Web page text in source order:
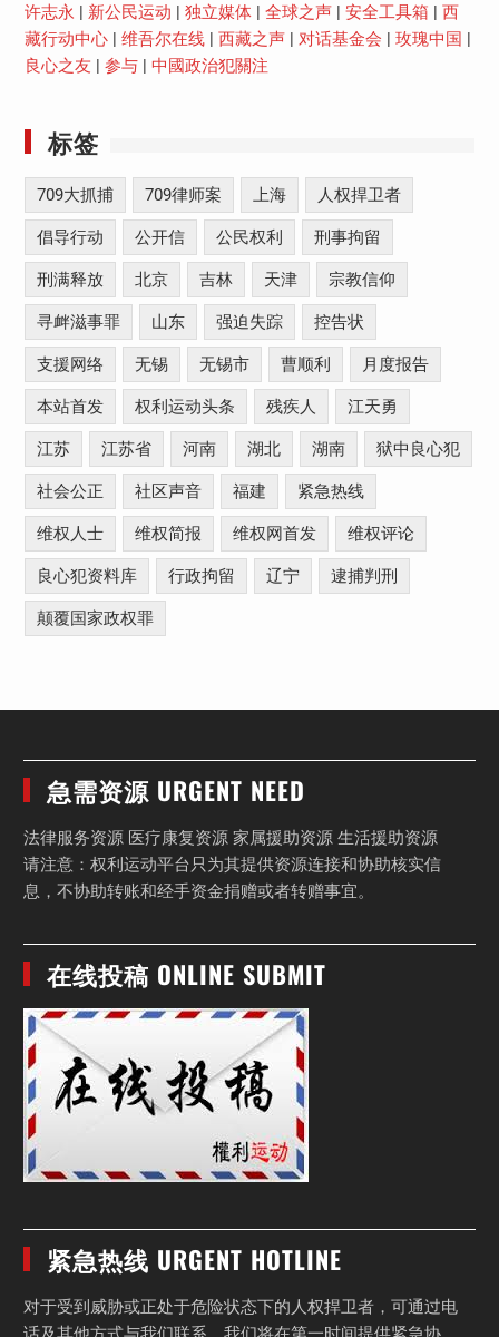
许志永
新公民运动 独立媒体| 全球之声| 安全工具箱
西
藏行动中心| 维吾尔在线| 西藏之声| 对话基金会 玫瑰中国
良心之友
参与| 中國政治犯關注
标签
709大抓捕 709律师案 上海 人权捍卫者
倡导行动 公开信 公民权利 刑事拘留
刑满释放 北京 吉林 天津 宗教信仰
寻衅滋事罪 山东 强迫失踪 控告状
支援网络 无锡 无锡市 曹顺利 月度报告
本站首发 权利运动头条 残疾人 江天勇
江苏 江苏省 河南 湖北 湖南 狱中良心犯
社会公正 社区声音 福建 紧急热线
维权人士 维权简报 维权网首发 维权评论
良心犯资料库 行政拘留 辽宁 逮捕判刑
颠覆国家政权罪
急需资源 URGENT NEED
法律服务资源 医疗康复资源 家属援助资源 生活援助资源
请注意：权利运动平台只为其提供资源连接和协助核实信
息，不协助转账和经手资金捐赠或者转赠事宜。
在线投稿 ONLINE SUBMIT
紧急热线 URGENT HOTLINE
对于受到威胁或正处于危险状态下的人权捍卫者，可通过电